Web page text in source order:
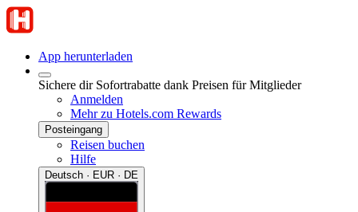
App herunterladen
Sichere dir Sofortrabatte dank Preisen für Mitglieder
Anmelden
Mehr zu Hotels.com Rewards
Posteingang
Reisen buchen
Hilfe
Deutsch · EUR · DE